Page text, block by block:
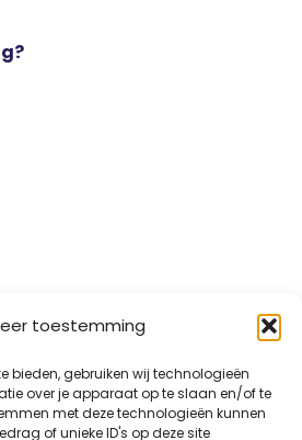
toestemming
bieden, gebruiken wij technologieën
over je apparaat op te slaan en/of te
met deze technologieën kunnen
of unieke ID's op deze site